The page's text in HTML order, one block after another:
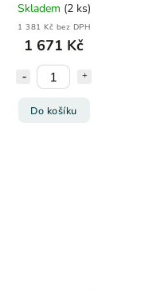
Skladem (2 ks)
1 381 Kč bez DPH
1 671 Kč
Do košíku